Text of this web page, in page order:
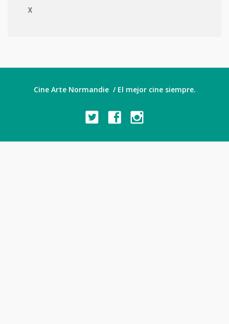
X
Cine Arte Normandie / El mejor cine siempre.